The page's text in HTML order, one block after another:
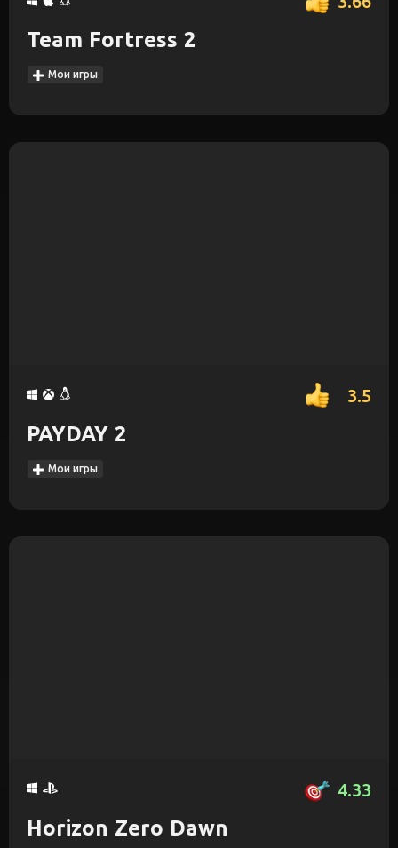
Team Fortress 2
Мои игры
3.5
PAYDAY 2
Мои игры
4.33
Horizon Zero Dawn